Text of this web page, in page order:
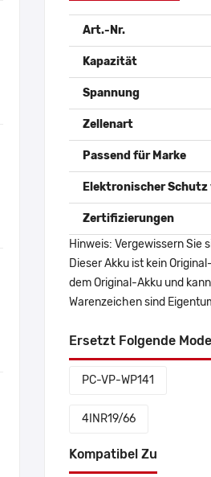
Art.-Nr.
Kapazität
Spannung
Zellenart
Passend für Marke
Elektronischer
Zertifizierungen
Hinweis: Vergewissern Sie
Dieser Akku ist kein
dem Original-Akku und
Warenzeichen sind
Ersetzt Folgende
PC-VP-WP141
4INR19/66
Kompatibel Zu